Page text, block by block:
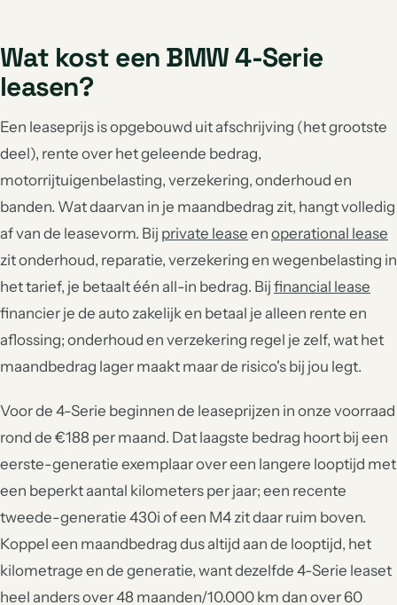
Wat kost een BMW 4-Serie
leasen?
Een leaseprijs is opgebouwd uit afschrijving (het grootste
deel), rente over het geleende bedrag,
motorrijtuigenbelasting, verzekering, onderhoud en
banden. Wat daarvan in je maandbedrag zit, hangt volledig
af van de leasevorm. Bij private lease en operational lease
zit onderhoud, reparatie, verzekering en wegenbelasting in
het tarief, je betaalt één all-in bedrag. Bij financial lease
financier je de auto zakelijk en betaal je alleen rente en
aflossing; onderhoud en verzekering regel je zelf, wat het
maandbedrag lager maakt maar de risico's bij jou legt.
Voor de 4-Serie beginnen de leaseprijzen in onze voorraad
rond de €188 per maand. Dat laagste bedrag hoort bij een
eerste-generatie exemplaar over een langere looptijd met
een beperkt aantal kilometers per jaar; een recente
tweede-generatie 430i of een M4 zit daar ruim boven.
Koppel een maandbedrag dus altijd aan de looptijd, het
kilometrage en de generatie, want dezelfde 4-Serie leaset
heel anders over 48 maanden/10.000 km dan over 60